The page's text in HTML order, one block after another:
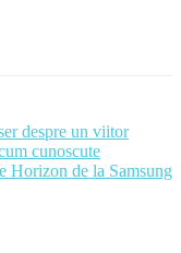
despre un viitor
cunoscute
Horizon de la Samsung